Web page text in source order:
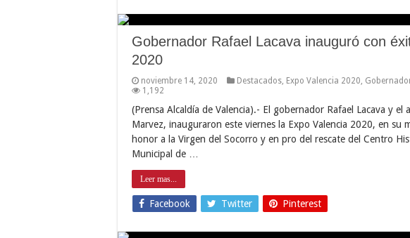
Gobernador Rafael Lacava inauguró con
2020
noviembre 14, 2020 Destacados Expo Valencia 2020
1,192
(Prensa Alcaldía de Valencia).- El gobernador Rafael Lacava y el
Marvez, inauguraron este viernes la Expo Valencia 2020, en su
honor a la Virgen del Socorro y en pro del rescate del Centro
Municipal de …
Leer mas...
Facebook Twitter Pinterest